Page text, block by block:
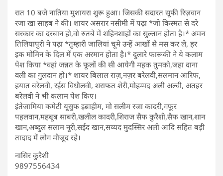
रात 10 बजे नातिया मुशायरा शुरू हुआ। जिसकी सदारत सूफी रिज़वान
रजा खा साहब ने की। शायर असरार नसीमी में पढ़ा *जो किस्मत से दरे
सरकार का दरबान हो,वो रुतबे में शहिनशाहों का सुल्तान होता है।* अमन
तिलियापुरी ने पढ़ा *तुम्हारी जालियां चूमे उन्हें आखों से मस कर ले, हर
इक मोमिन के दिल में एक अरमान होता है।* दुलारे फारूकी ने ये कलाम
पेश किया *वहां जन्नत के फूलों की सी आयेगी महक तुमको,जहा दाना
वली का गुलदान हो।* शायर बिलाल राज़,नज़र बरेलवी,सलमान आरिफ,
हयात बरेलवी, रईस विधौलवी, शराफत शेरी,मोहम्मद अली अल्वी, अतहर
बरेलवी ने भी कलाम पेश किए।
इंतेजामिया कमेटी यूसुफ इब्राहीम, मो सलीम रजा कादरी,गफूर
पहलवान,महबूब साबरी,खलील कादरी,शिराज सैफ कुरैशी,सैफ खान,शान
खान,अब्दुल सलाम नूरी,सईद खान,सय्यद मुदस्सिर अली आदि सहित बड़ी
तादाद में लोग मौजूद रहे।
नासिर कुरैशी
9897556434